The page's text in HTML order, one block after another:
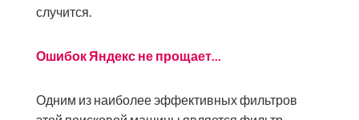
случится.
Ошибок Яндекс не прощает...
Одним из наиболее эффективных фильтров